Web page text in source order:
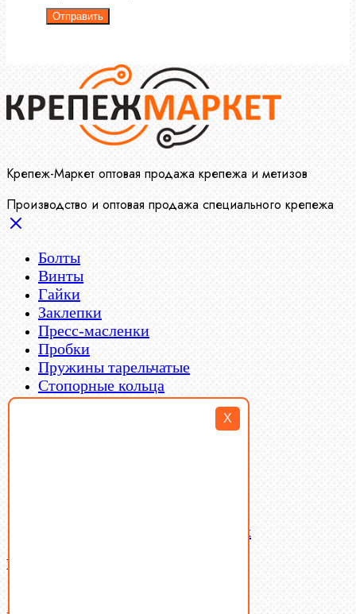
X
Отправить
Крепеж-Маркет оптовая продажа крепежа и метизов
Производство и оптовая продажа специального крепежа
Болты
Винты
Гайки
Заклепки
Пресс-масленки
Пробки
Пружины тарельчатые
Стопорные кольца
Такелаж
Латунный и бронзовый крепеж
Ваша корзина